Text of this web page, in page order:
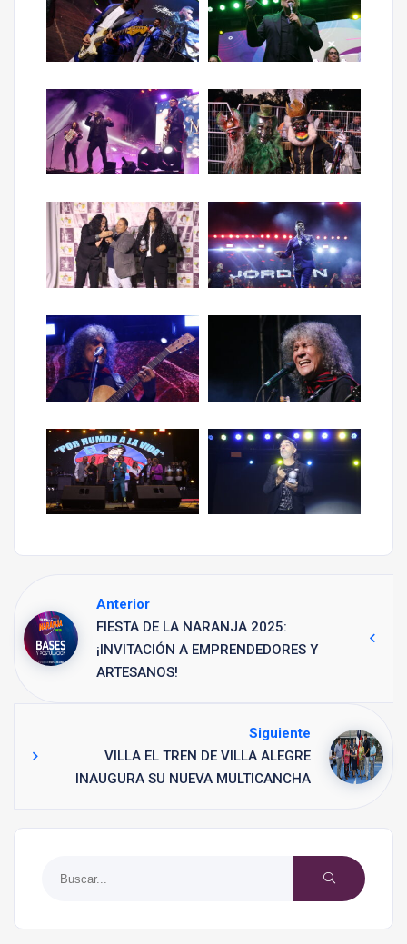
Anterior
FIESTA DE LA NARANJA 2025:
¡INVITACIÓN A EMPRENDEDORES Y
ARTESANOS!
Siguiente
VILLA EL TREN DE VILLA ALEGRE
INAUGURA SU NUEVA MULTICANCHA